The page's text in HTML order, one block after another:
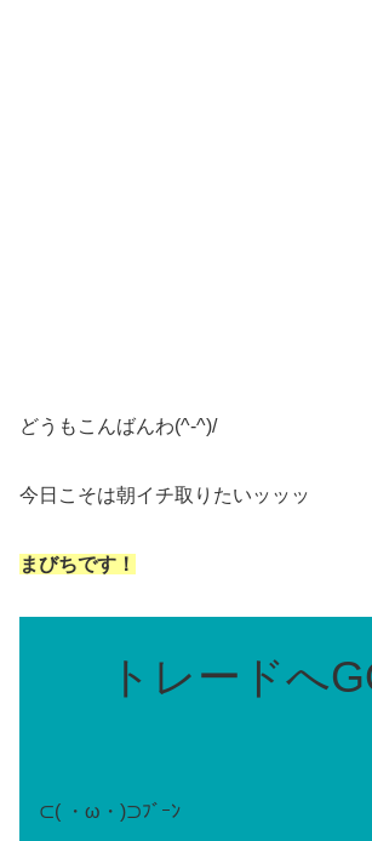
どうもこんばんわ(^-^)/
今日こそは朝イチ取りたいッッッ
まびちです！
トレードへ
⊂( ・ω・)⊃ﾌﾞｰﾝ